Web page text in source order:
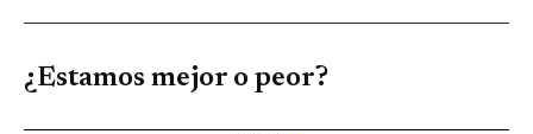
¿Estamos mejor o peor?